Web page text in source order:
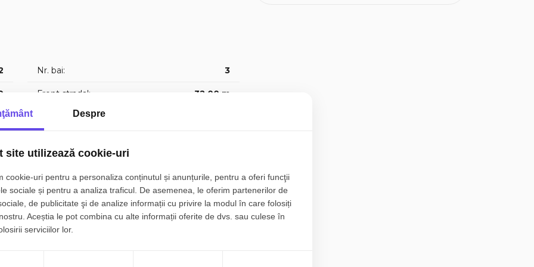
oferă 5 camere generoase și grup sanitar, iar
cursuri private, cabinete sau activități office.
educațional
1
Nr. bai: 3
Front stradal: 32.00 m
An constructie:
Despre
site utilizează cookie-uri
cookie-uri pentru a personaliza conținutul și anunțurile, pentru a oferi funcţii
sociale și pentru a analiza traficul. De asemenea, le oferim partenerilor de
de publicitate şi de analize informații cu privire la modul în care folosiți
Aceștia le pot combina cu alte informații oferite de dvs. sau culese în
serviciilor lor.